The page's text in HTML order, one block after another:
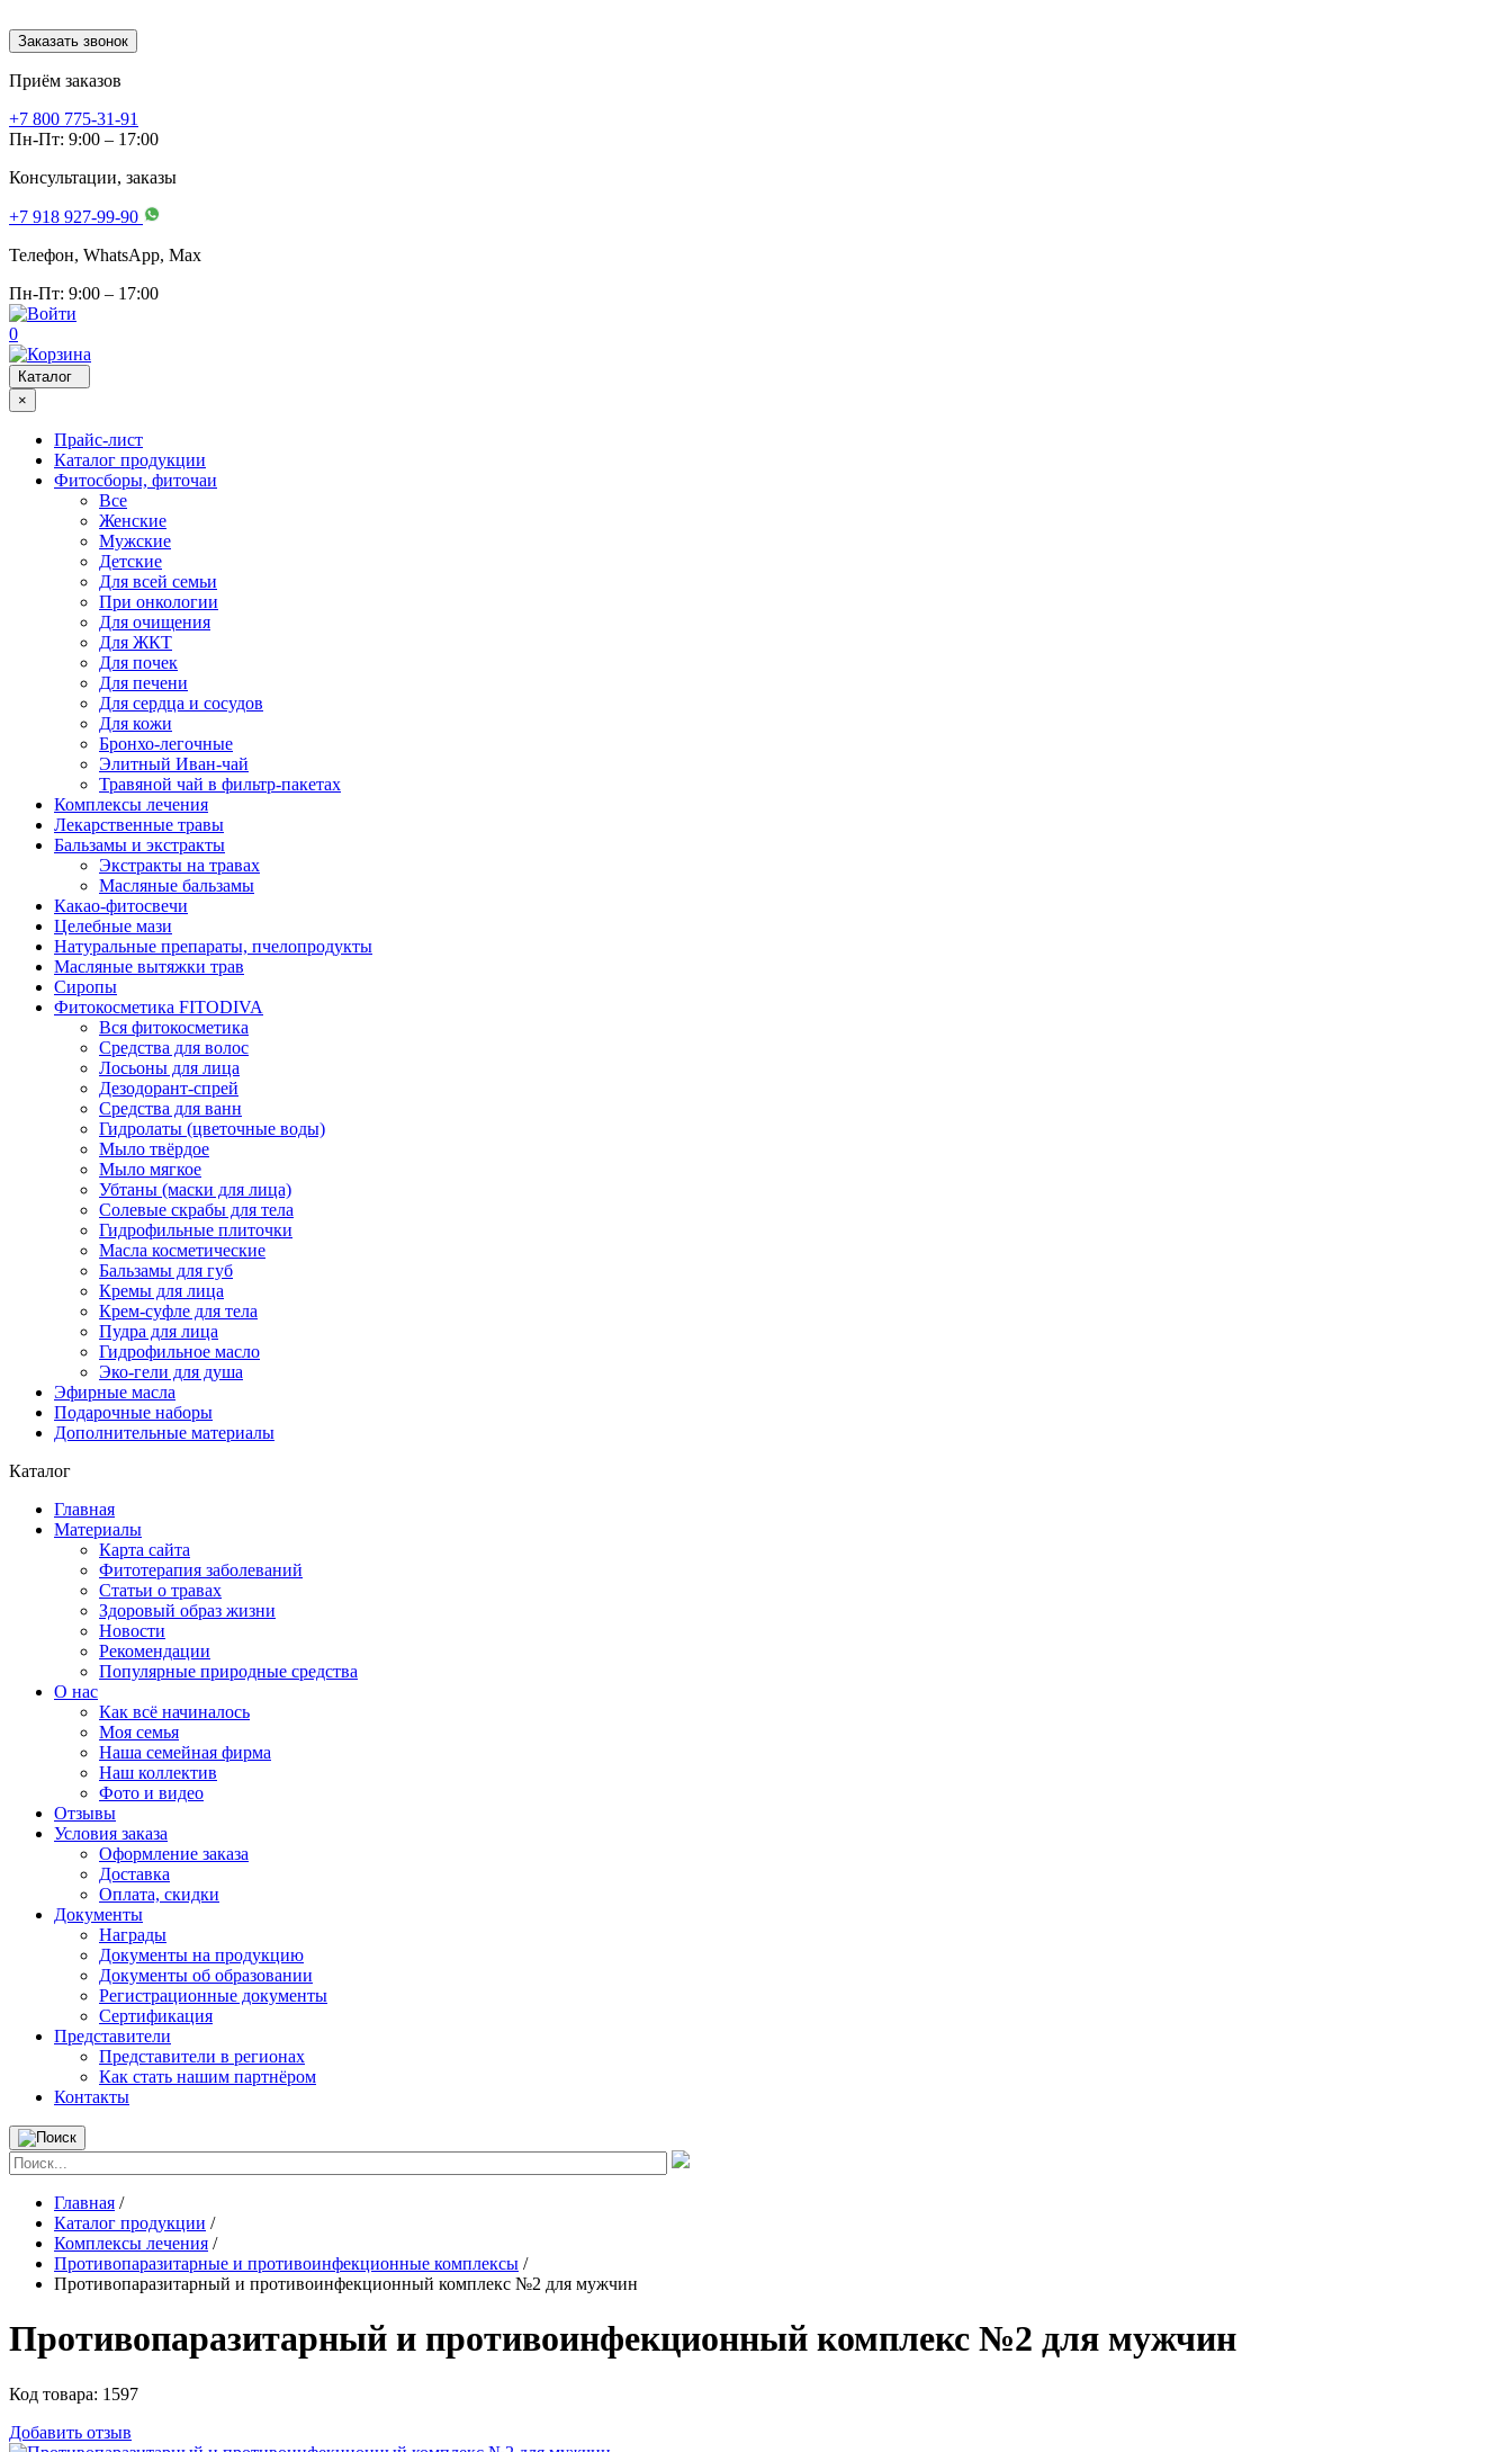
Заказать звонок
Приём заказов
+7 800 775-31-91
Пн-Пт: 9:00 – 17:00
Консультации, заказы
+7 918 927-99-90
Телефон, WhatsApp, Мах
Пн-Пт: 9:00 – 17:00
0
Каталог
×
Прайс-лист
Каталог продукции
Фитосборы, фиточаи
Все
Женские
Мужские
Детские
Для всей семьи
При онкологии
Для очищения
Для ЖКТ
Для почек
Для печени
Для сердца и сосудов
Для кожи
Бронхо-легочные
Элитный Иван-чай
Травяной чай в фильтр-пакетах
Комплексы лечения
Лекарственные травы
Бальзамы и экстракты
Экстракты на травах
Масляные бальзамы
Какао-фитосвечи
Целебные мази
Натуральные препараты, пчелопродукты
Масляные вытяжки трав
Сиропы
Фитокосметика FITODIVA
Вся фитокосметика
Средства для волос
Лосьоны для лица
Дезодорант-спрей
Средства для ванн
Гидролаты (цветочные воды)
Мыло твёрдое
Мыло мягкое
Убтаны (маски для лица)
Солевые скрабы для тела
Гидрофильные плиточки
Масла косметические
Бальзамы для губ
Кремы для лица
Крем-суфле для тела
Пудра для лица
Гидрофильное масло
Эко-гели для душа
Эфирные масла
Подарочные наборы
Дополнительные материалы
Каталог
Главная
Материалы
Карта сайта
Фитотерапия заболеваний
Статьи о травах
Здоровый образ жизни
Новости
Рекомендации
Популярные природные средства
О нас
Как всё начиналось
Моя семья
Наша семейная фирма
Наш коллектив
Фото и видео
Отзывы
Условия заказа
Оформление заказа
Доставка
Оплата, скидки
Документы
Награды
Документы на продукцию
Документы об образовании
Регистрационные документы
Сертификация
Представители
Представители в регионах
Как стать нашим партнёром
Контакты
Главная /
Каталог продукции /
Комплексы лечения /
Противопаразитарные и противоинфекционные комплексы /
Противопаразитарный и противоинфекционный комплекс №2 для мужчин
Противопаразитарный и противоинфекционный комплекс №2 для мужчин
Код товара: 1597
Добавить отзыв